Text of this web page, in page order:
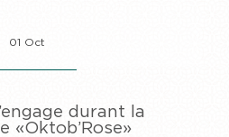
01 Oct
durant la
«Oktob’Rose»